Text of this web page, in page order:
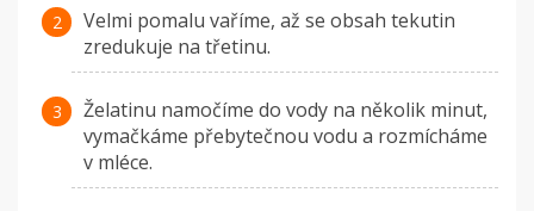
Velmi pomalu vaříme, až se obsah tekutin
zredukuje na třetinu.
Želatinu namočíme do vody na několik minut,
vymačkáme přebytečnou vodu a rozmícháme
v mléce.